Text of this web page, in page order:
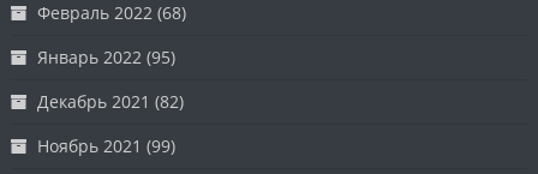
Февраль 2022 (68)
Январь 2022 (95)
Декабрь 2021 (82)
Ноябрь 2021 (99)